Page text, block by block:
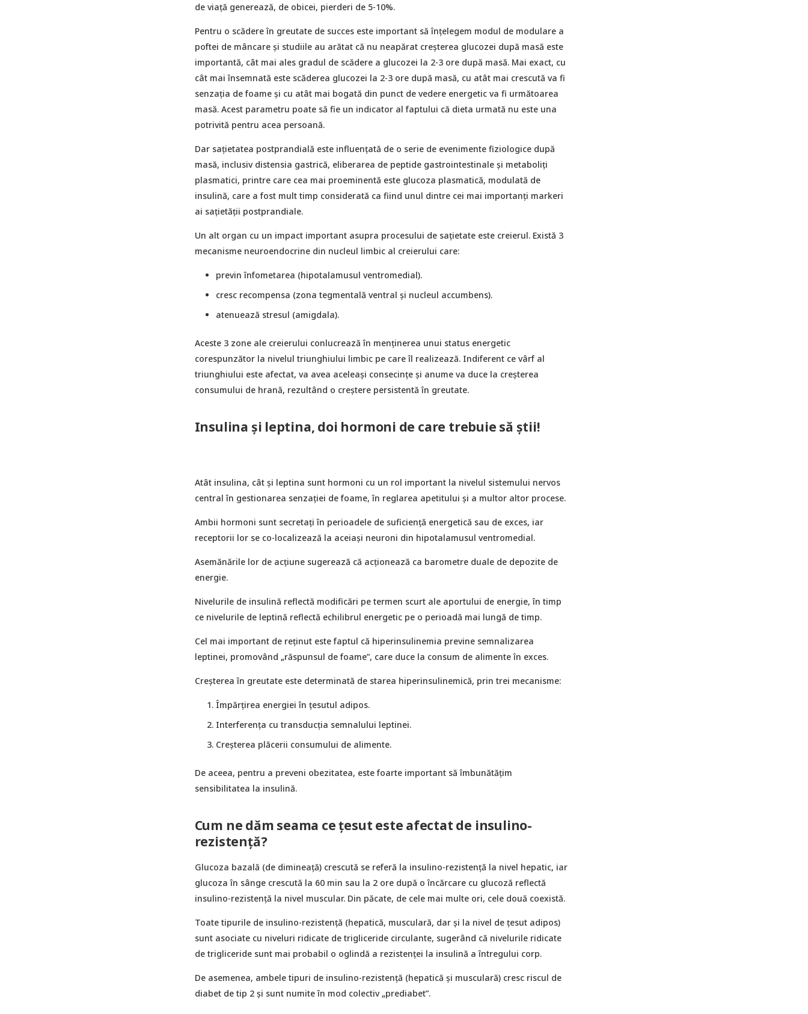
de viață generează, de obicei, pierderi de 5-10%.
Pentru o scădere în greutate de succes este important să înțelegem modul de modulare a
poftei de mâncare și studiile au arătat că nu neapărat creșterea glucozei după masă este
importantă, cât mai ales gradul de scădere a glucozei la 2-3 ore după masă. Mai exact, cu
cât mai însemnată este scăderea glucozei la 2-3 ore după masă, cu atât mai crescută va fi
senzația de foame și cu atât mai bogată din punct de vedere energetic va fi următoarea
masă. Acest parametru poate să fie un indicator al faptului că dieta urmată nu este una
potrivită pentru acea persoană.
Dar sațietatea postprandială este influențată de o serie de evenimente fiziologice după
masă, inclusiv distensia gastrică, eliberarea de peptide gastrointestinale și metaboliți
plasmatici, printre care cea mai proeminentă este glucoza plasmatică, modulată de
insulină, care a fost mult timp considerată ca fiind unul dintre cei mai importanți markeri
ai sațietății postprandiale.
Un alt organ cu un impact important asupra procesului de sațietate este creierul. Există 3
mecanisme neuroendocrine din nucleul limbic al creierului care:
previn înfometarea (hipotalamusul ventromedial).
cresc recompensa (zona tegmentală ventral și nucleul accumbens).
atenuează stresul (amigdala).
Aceste 3 zone ale creierului conlucrează în menținerea unui status energetic
corespunzător la nivelul triunghiului limbic pe care îl realizează. Indiferent ce vârf al
triunghiului este afectat, va avea aceleași consecințe și anume va duce la creșterea
consumului de hrană, rezultând o creștere persistentă în greutate.
Insulina și leptina, doi hormoni de care trebuie să știi!
Atât insulina, cât și leptina sunt hormoni cu un rol important la nivelul sistemului nervos
central în gestionarea senzației de foame, în reglarea apetitului și a multor altor procese.
Ambii hormoni sunt secretați în perioadele de suficiență energetică sau de exces, iar
receptorii lor se co-localizează la aceiași neuroni din hipotalamusul ventromedial.
Asemănările lor de acțiune sugerează că acţionează ca barometre duale de depozite de
energie.
Nivelurile de insulină reflectă modificări pe termen scurt ale aportului de energie, în timp
ce nivelurile de leptină reflectă echilibrul energetic pe o perioadă mai lungă de timp.
Cel mai important de reținut este faptul că hiperinsulinemia previne semnalizarea
leptinei, promovând „răspunsul de foame”, care duce la consum de alimente în exces.
Creșterea în greutate este determinată de starea hiperinsulinemică, prin trei mecanisme:
Împărțirea energiei în țesutul adipos.
Interferența cu transducția semnalului leptinei.
Creșterea plăcerii consumului de alimente.
De aceea, pentru a preveni obezitatea, este foarte important să îmbunătățim
sensibilitatea la insulină.
Cum ne dăm seama ce țesut este afectat de insulino-
rezistență?
Glucoza bazală (de dimineață) crescută se referă la insulino-rezistență la nivel hepatic, iar
glucoza în sânge crescută la 60 min sau la 2 ore după o încărcare cu glucoză reflectă
insulino-rezistență la nivel muscular. Din păcate, de cele mai multe ori, cele două coexistă.
Toate tipurile de insulino-rezistență (hepatică, musculară, dar și la nivel de țesut adipos)
sunt asociate cu niveluri ridicate de trigliceride circulante, sugerând că nivelurile ridicate
de trigliceride sunt mai probabil o oglindă a rezistenței la insulină a întregului corp.
De asemenea, ambele tipuri de insulino-rezistență (hepatică și musculară) cresc riscul de
diabet de tip 2 și sunt numite în mod colectiv „prediabet”.